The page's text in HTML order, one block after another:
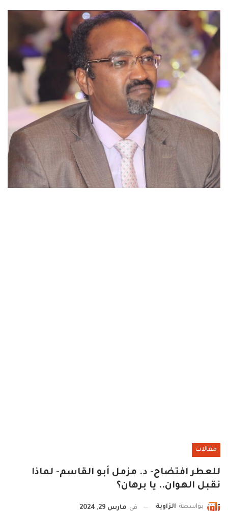
مقالات
للعطر افتضاح- د. مزمل أبو القاسم- لماذا
نقبل الهوان.. يا برهان؟
بواسطة الزاوية في مارس 29, 2024